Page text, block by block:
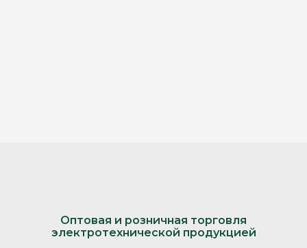
Оптовая и розничная торговля
электротехнической продукцией